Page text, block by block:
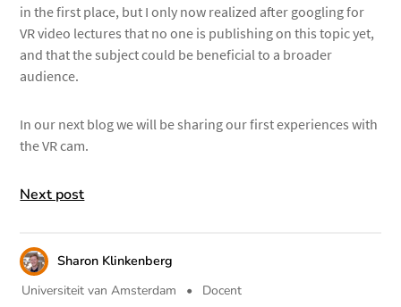
in the first place, but I only now realized after googling for
VR video lectures that no one is publishing on this topic yet,
and that the subject could be beneficial to a broader
audience.
In our next blog we will be sharing our first experiences with
the VR cam.
Next post
Auteur
Sharon Klinkenberg
Universiteit van Amsterdam • Docent